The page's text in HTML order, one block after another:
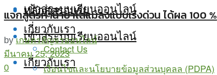
หลักสูตรอบรม
เข้าสู่ระบบเรียนออนไลน์
เกี่ยวกับเรา
เข้าสู่ระบบเรียนออนไลน์
เกี่ยวกับเรา
Contact Us
เงื่อนไขและนโยบายข้อมูลส่วนบุคลล (PDPA)
แจกสูตรทำน้ำยาไล่แมลงแบบเร่งด่วน ได้ผล 100 %
by เกษตรสัญจรออนไลน์
มีนาคม 25, 2023
0